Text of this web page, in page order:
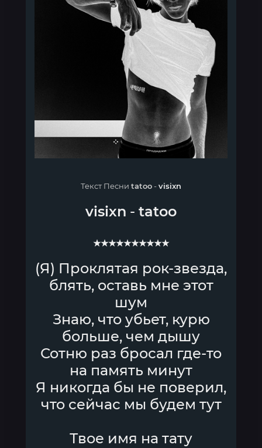
Текст Песни tatoo-visixn
visixn - tatoo
★★★★★★★★★★
(Я) Проклятая рок-звезда,
блять, оставь мне этот
шум
Знаю, что убьет, курю
больше, чем дышу
Сотню раз бросал где-то
на память минут
Я никогда бы не поверил,
что сейчас мы будем тут
Твое имя на тату